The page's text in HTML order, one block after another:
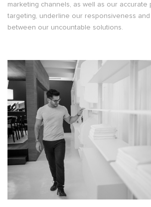
marketing channels, as well as our accurate
targeting, underline our responsiveness
between our uncountable solutions.